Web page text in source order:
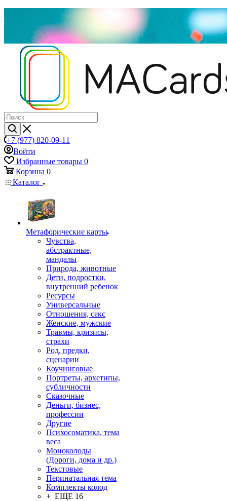
+7 (977) 820-09-11
Войти
Избранные товары 0
Корзина 0
Каталог
Mетафорические карты
Чувства,
абстрактные,
мандалы
Природа, животные
Дети, подростки,
внутренний ребенок
Ресурсы
Универсальные
Отношения, секс
Женские, мужские
Травмы, кризисы,
страхи
Род, предки,
сценарии
Коучинговые
Портреты, архетипы,
субличности
Сказочные
Деньги, бизнес,
профессии
Другие
Психосоматика, тема
веса
Моноколоды
(Дороги, дома и др.)
Текстовые
Перинатальная тема
Комплекты колод
+ ЕЩЕ 16